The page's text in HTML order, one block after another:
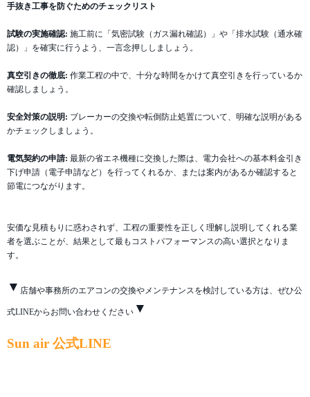
手抜き工事を防ぐためのチェックリスト
試験の実施確認: 施工前に「気密試験（ガス漏れ確認）」や「排水試験（通水確
認）」を確実に行うよう、一言念押ししましょう。
真空引きの徹底: 作業工程の中で、十分な時間をかけて真空引きを行っているか
確認しましょう。
安全対策の説明: ブレーカーの交換や転倒防止処置について、明確な説明がある
かチェックしましょう。
電気契約の申請: 最新の省エネ機種に交換した際は、電力会社への基本料金引き
下げ申請（電子申請など）を行ってくれるか、または案内があるか確認すると
節電につながります。
安価な見積もりに惑わされず、工程の重要性を正しく理解し説明してくれる業
者を選ぶことが、結果として最もコストパフォーマンスの高い選択となりま
す。
▼ 店舗や事務所のエアコンの交換やメンテナンスを検討している方は、ぜひ公
式LINEからお問い合わせください ▼
Sun air 公式LINE